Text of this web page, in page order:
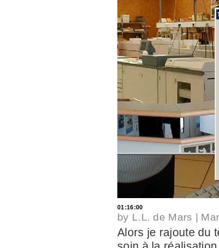
01:16:00
by L.L. de Mars |
Alors je rajoute du